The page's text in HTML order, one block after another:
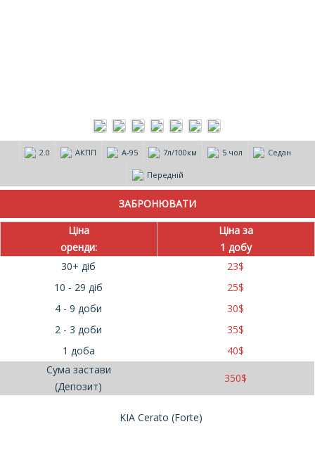
2.0 АКПП А-95 7л/100км 5 чол Седан
Передній
Ціна
оренди:
Ціна за
1 добу
30+ діб
23$
10 - 29 діб
25$
4 - 9 доби
30$
2 - 3 доби
35$
1 доба
40$
Сума застави
(Депозит)
350$
KIA Cerato (Forte)